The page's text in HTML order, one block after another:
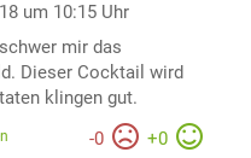
um 10:15 Uhr
mir das
Dieser Cocktail wird
klingen gut.
-0 +0